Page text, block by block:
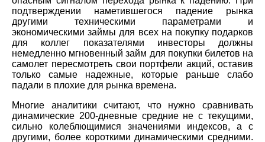
подтверждении наметившегося падение рынка
другими техническими параметрами и
экономическими займы для всех на покупку подарков
для коллег показателями инвесторы должны
немедленно мгновенный займ для покупки билетов на
самолет пересмотреть свои портфели акций, оставив
только самые надежные, которые раньше слабо
падали в плохие для рынка времена.
Многие аналитики считают, что нужно сравнивать
динамические 200-дневные средние не с текущими,
сильно колеблющимися значениями индексов, а с
другими, более короткими динамическими средними.